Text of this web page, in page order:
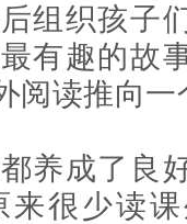
组织孩子
有趣的故
阅读推向一
成了良
来很少读